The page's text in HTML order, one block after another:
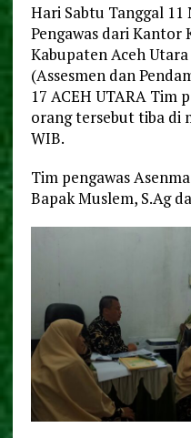
Hari Sabtu Tanggal
Pengawas dari Kantor
Kabupaten Aceh
(Assesmen dan
17 ACEH UTARA Tim
orang tersebut tiba di
WIB.
Tim pengawas
Bapak Muslem, S.Ag